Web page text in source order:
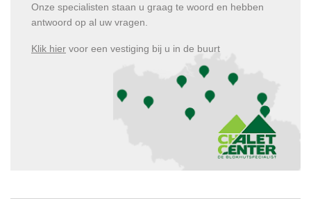
Onze specialisten staan u graag te woord en hebben
antwoord op al uw vragen.
Klik hier voor een vestiging bij u in de buurt